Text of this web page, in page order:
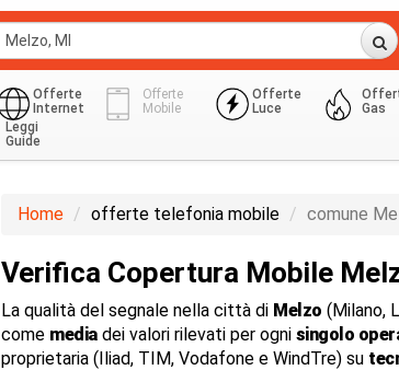
Offerte
Internet
Offerte
Mobile
Offerte
Luce
Gas
Leggi
Guide
Home offerte telefonia mobile comune
Verifica Copertura Mobile
La qualità del segnale nella città di Melzo (Milano,
come mediadei valori rilevati per ogni singolo
proprietaria (Iliad, TIM, Vodafone e WindTre) su